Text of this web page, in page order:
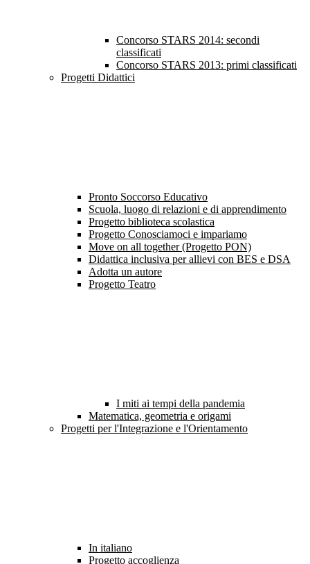
Concorso STARS 2014: secondi
classificati
Concorso STARS 2013: primi classificati
Progetti Didattici
Pronto Soccorso Educativo
Scuola, luogo di relazioni e di apprendimento
Progetto biblioteca scolastica
Progetto Conosciamoci e impariamo
Move on all together (Progetto PON)
Didattica inclusiva per allievi con BES e DSA
Adotta un autore
Progetto Teatro
I miti ai tempi della pandemia
Matematica, geometria e origami
Progetti per l'Integrazione e l'Orientamento
In italiano
Progetto accoglienza